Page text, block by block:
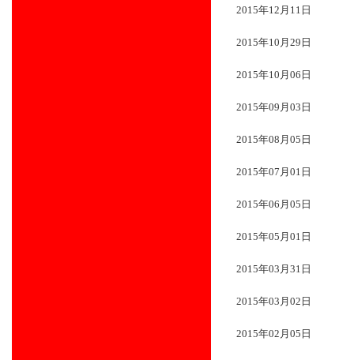
2015年12月11日
2015年10月29日
2015年10月06日
2015年09月03日
2015年08月05日
2015年07月01日
2015年06月05日
2015年05月01日
2015年03月31日
2015年03月02日
2015年02月05日